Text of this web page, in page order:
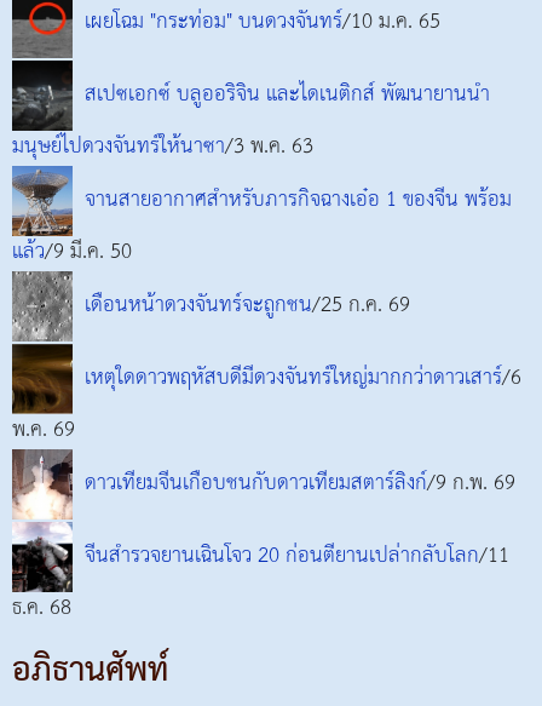
เผยโฉม "กระท่อม" บนดวงจันทร์/10 ม.ค. 65
สเปซเอกซ์ บลูออริจิน และไดเนติกส์ พัฒนายานนำ
มนุษย์ไปดวงจันทร์ให้นาซา/3 พ.ค. 63
จานสายอากาศสำหรับภารกิจฉางเอ๋อ 1 ของจีน พร้อม
แล้ว/9 มี.ค. 50
เดือนหน้าดวงจันทร์จะถูกชน/25 ก.ค. 69
เหตุใดดาวพฤหัสบดีมีดวงจันทร์ใหญ่มากกว่าดาวเสาร์/6
พ.ค. 69
ดาวเทียมจีนเกือบชนกับดาวเทียมสตาร์ลิงก์/9 ก.พ. 69
จีนสำรวจยานเฉินโจว 20 ก่อนตียานเปล่ากลับโลก/11
ธ.ค. 68
อภิธานศัพท์